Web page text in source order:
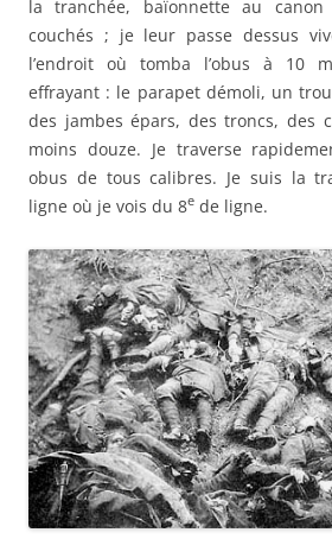
Enfin, après de multiples
parcours dans lequel sur mes
blessés, je tombe sur un gourbi
boyau vers Mesnil-les-Hurlus.
J’exige trois sacs de bombes et trois
soir tombe. Quel travail ! Quelles
Quelles pertes ! Heureusement
surexcités, sinon je tomberais.